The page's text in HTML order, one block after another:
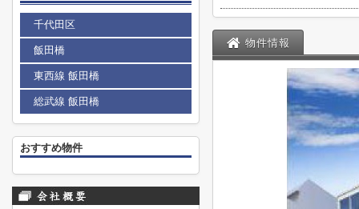
物件情報
千代田区
飯田橋
東西線 飯田橋
総武線 飯田橋
おすすめ物件